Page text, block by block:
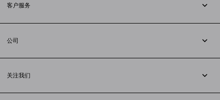
客户服务
配送方式
支付
常见问题解答
公司
法律问题
联合国世界粮食计划署
关注我们